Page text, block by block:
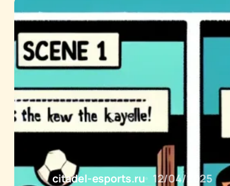
citadel-esports.ru 12/04/2025